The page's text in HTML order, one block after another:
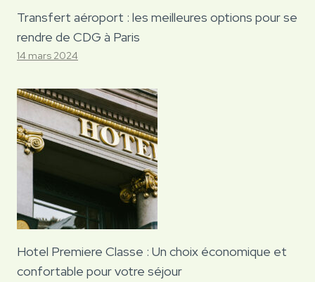
Transfert aéroport : les meilleures options pour se
rendre de CDG à Paris
14 mars 2024
Hotel Premiere Classe : Un choix économique et
confortable pour votre séjour